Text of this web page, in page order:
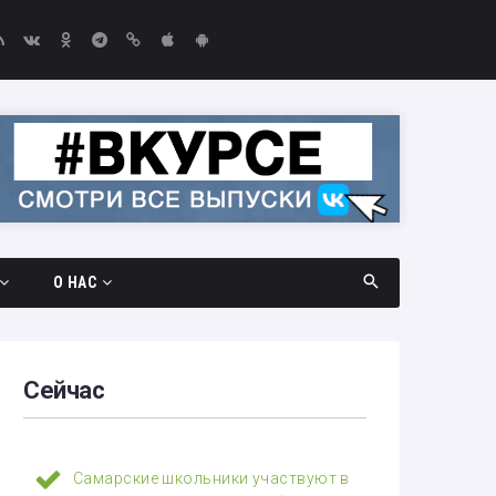
О НАС
Выборы-2026
Сейчас
Самарские школьники участвуют в